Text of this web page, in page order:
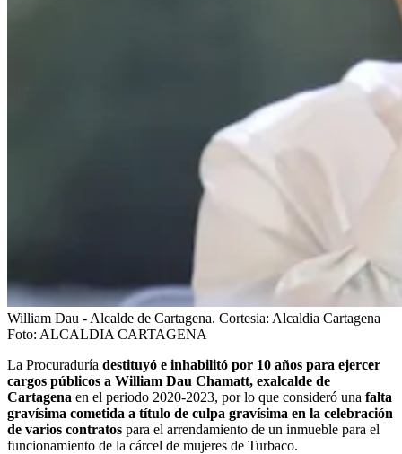
William Dau - Alcalde de Cartagena. Cortesia: Alcaldia Cartagena
Foto: ALCALDIA CARTAGENA
La Procuraduría destituyó e inhabilitó por 10 años para ejercer
cargos públicos a William Dau Chamatt, exalcalde de
Cartagena en el periodo 2020-2023, por lo que consideró una falta
gravísima cometida a título de culpa gravísima en la celebración
de varios contratos para el arrendamiento de un inmueble para el
funcionamiento de la cárcel de mujeres de Turbaco.